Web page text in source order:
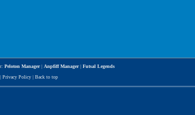
Peloton Manager| Anpfiff Manager| Futsal Legends
| Privacy Policy | Back to top